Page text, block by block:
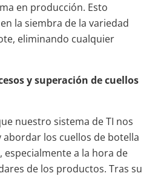
en producción. Esto
la siembra de la variedad
eliminando cualquier
y superación de cuellos
nuestro sistema de TI nos
los cuellos de botella
especialmente a la hora de
de los productos. Tras su